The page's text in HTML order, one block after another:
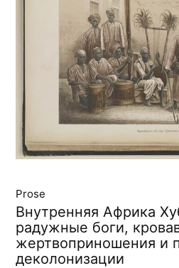
Prose
Внутренняя Африка
радужные боги,
жертвоприношения и
деколонизации